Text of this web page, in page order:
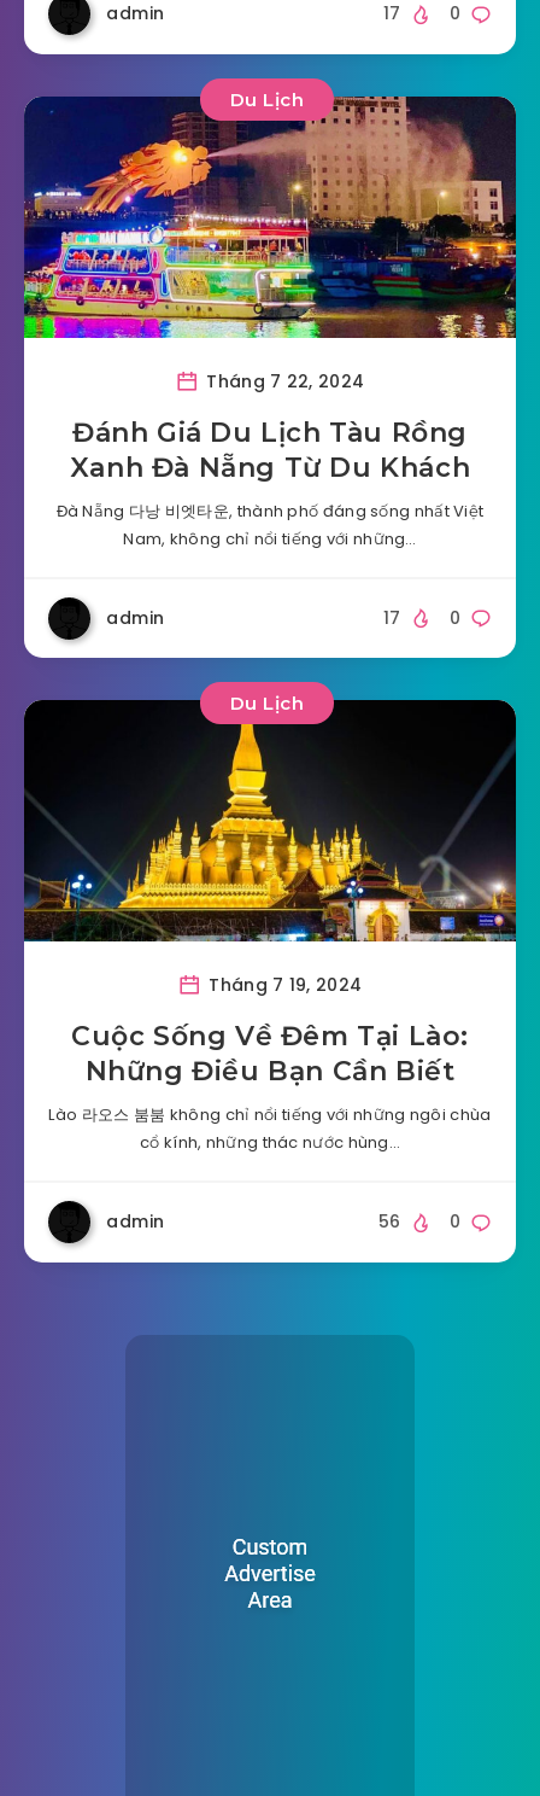
admin 0
17
Du Lịch
Tháng 7 22, 2024
Đánh Giá Du Lịch Tàu Rồng
Xanh Đà Nẵng Từ Du Khách
Đà Nẵng 다낭 비엣타운, thành phố đáng sống nhất Việt
Nam, không chỉ nổi tiếng với những…
admin 0
17
Du Lịch
Tháng 7 19, 2024
Cuộc Sống Về Đêm Tại Lào:
Những Điều Bạn Cần Biết
Lào 라오스 붐붐 không chỉ nổi tiếng với những ngôi chùa
cổ kính, những thác nước hùng…
admin 0
56